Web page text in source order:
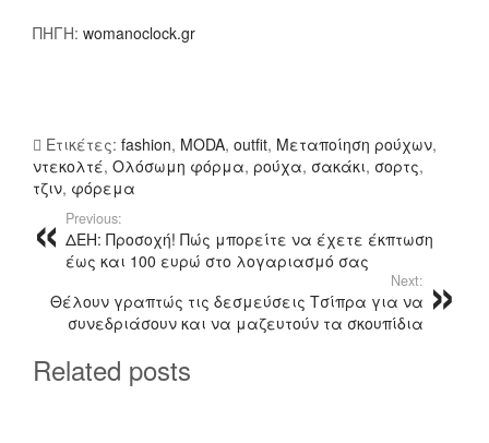
ΠΗΓΗ: womanoclock.gr
Ετικέτες: fashion, MODA, outfit, Μεταποίηση ρούχων,
ντεκολτέ, Ολόσωμη φόρμα, ρούχα, σακάκι, σορτς,
τζιν, φόρεμα
Previous:
ΔΕΗ: Προσοχή! Πώς μπορείτε να έχετε έκπτωση
έως και 100 ευρώ στο λογαριασμό σας
Next:
Θέλουν γραπτώς τις δεσμεύσεις Τσίπρα για να
συνεδριάσουν και να μαζευτούν τα σκουπίδια
Related posts
Ι
Α
Υ
Τ
Ή
Τ
Η
Ν
Ε
Ο
Τ
Ε
Σ
Α
Ν
Ο
S
T
R